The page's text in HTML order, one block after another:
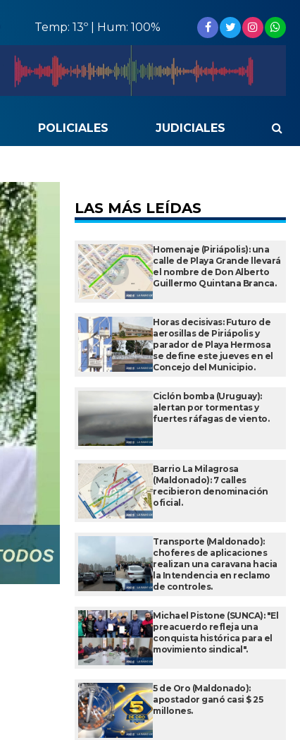
Temp: 13º | Hum: 100%
POLICIALES JUDICIALES
LAS MÁS LEÍDAS
Homenaje (Piriápolis): una
calle de Playa Grande llevará
el nombre de Don Alberto
Guillermo Quintana Branca.
Horas decisivas: Futuro de
aerosillas de Piriápolis y
parador de Playa Hermosa
se define este jueves en el
Concejo del Municipio.
Ciclón bomba (Uruguay):
alertan por tormentas y
fuertes ráfagas de viento.
Barrio La Milagrosa
(Maldonado): 7 calles
recibieron denominación
oficial.
Transporte (Maldonado):
choferes de aplicaciones
realizan una caravana hacia
la Intendencia en reclamo
de controles.
Michael Pistone (SUNCA): "El
preacuerdo refleja una
conquista histórica para el
movimiento sindical".
5 de Oro (Maldonado):
apostador ganó casi $ 25
millones.